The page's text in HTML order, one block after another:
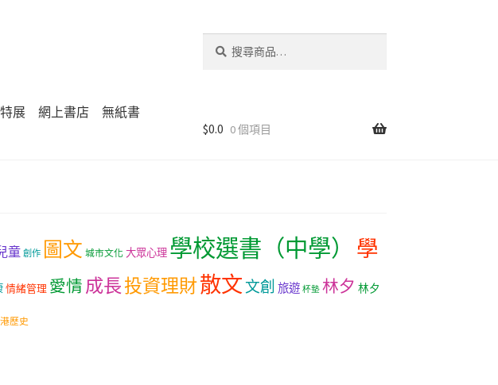
展 網上書店
無紙書
$0.0 0 個項目
童 創作 圖文 城市文化 大眾心理 學校選書（中學）
學
情緒管理 愛情成長投資理財散文 文創 旅遊 杯墊 林夕 林夕
歷史